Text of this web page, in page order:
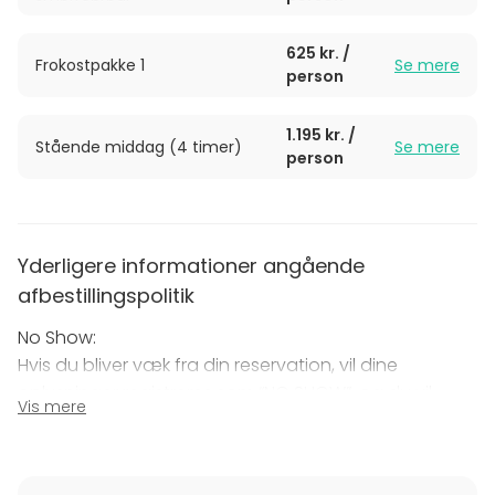
bedste råvarer og går aldrig på kompromis med
Frokostpakke 1
625 kr. /
person
Se mere
Stående middag (4 timer)
1.195 kr. /
person
Se mere
Yderligere informationer angående
afbestillingspolitik
No Show:
Hvis du bliver væk fra din reservation, vil dine
modtage en regning på 500,- pr. udebleven gæst.
Vis mere